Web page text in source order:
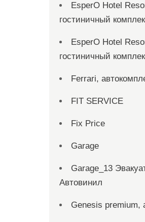
EsperO Hotel
гостиничный
EsperO Hotel
гостиничный
Ferrari,
FIT SERVICE
Fix Price
Garage
Garage_13
Автовинил
Genesis premium,